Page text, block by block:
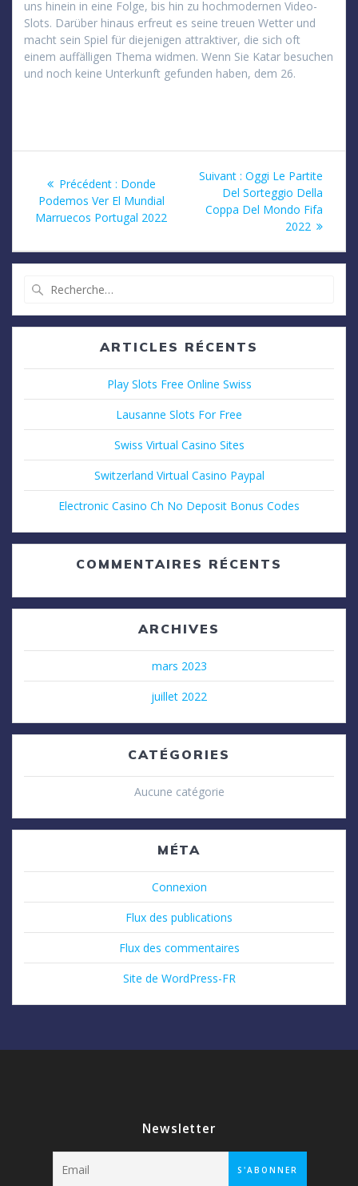
uns hinein in eine Folge, bis hin zu hochmodernen Video-
Slots. Darüber hinaus erfreut es seine treuen Wetter und
macht sein Spiel für diejenigen attraktiver, die sich oft
einem auffälligen Thema widmen. Wenn Sie Katar besuchen
und noch keine Unterkunft gefunden haben, dem 26.
Précédent : Article
précédent
:
Donde
Podemos Ver El Mundial
Marruecos Portugal 2022
Suivant : Article
suivant
:
Oggi Le Partite
Del Sorteggio Della
Coppa Del Mondo Fifa
2022
:
ARTICLES RÉCENTS
Play Slots Free Online Swiss
Lausanne Slots For Free
Swiss Virtual Casino Sites
Switzerland Virtual Casino Paypal
Electronic Casino Ch No Deposit Bonus Codes
COMMENTAIRES RÉCENTS
ARCHIVES
mars 2023
juillet 2022
CATÉGORIES
Aucune catégorie
MÉTA
Connexion
Flux des publications
Flux des commentaires
Site de WordPress-FR
Newsletter